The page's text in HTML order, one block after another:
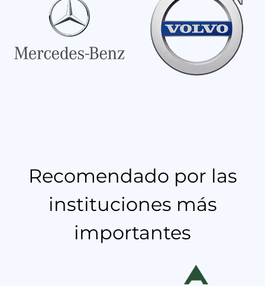
Recomendado por las
instituciones más
importantes